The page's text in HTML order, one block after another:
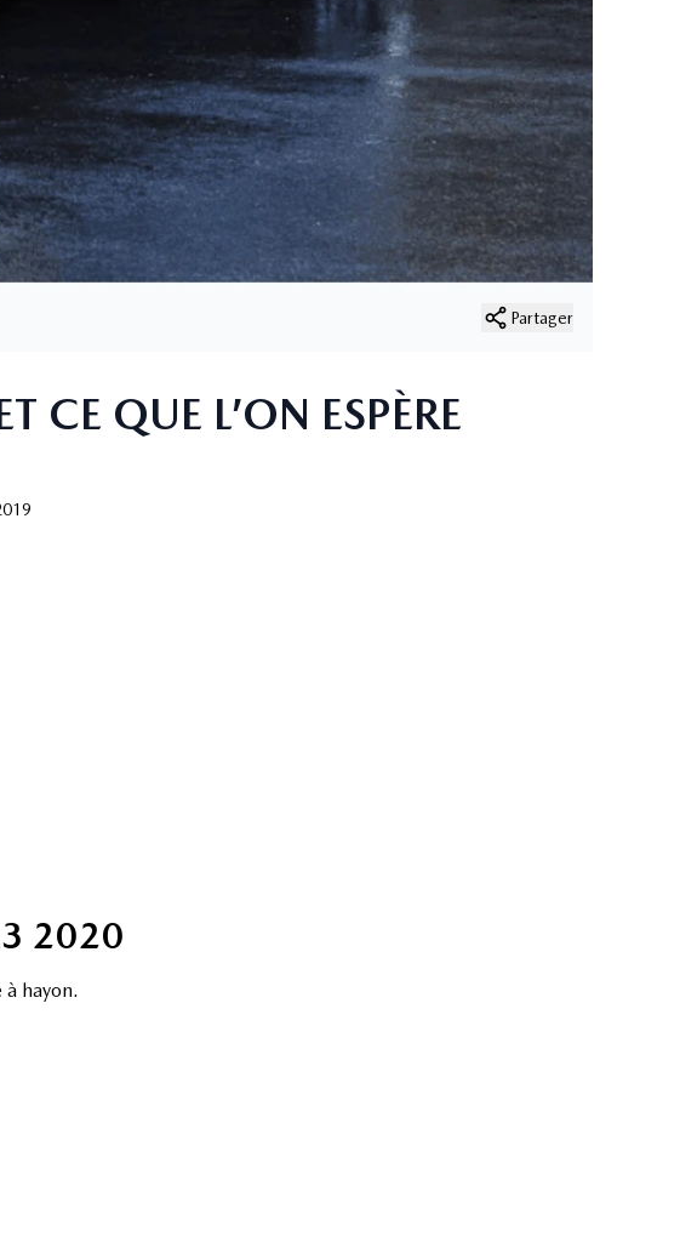
Partager
QUE L’ON ESPÈRE
2020
à hayon.